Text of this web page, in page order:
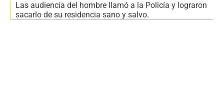
Las audiencia del hombre llamó a la Policía y lograron
sacarlo de su residencia sano y salvo.